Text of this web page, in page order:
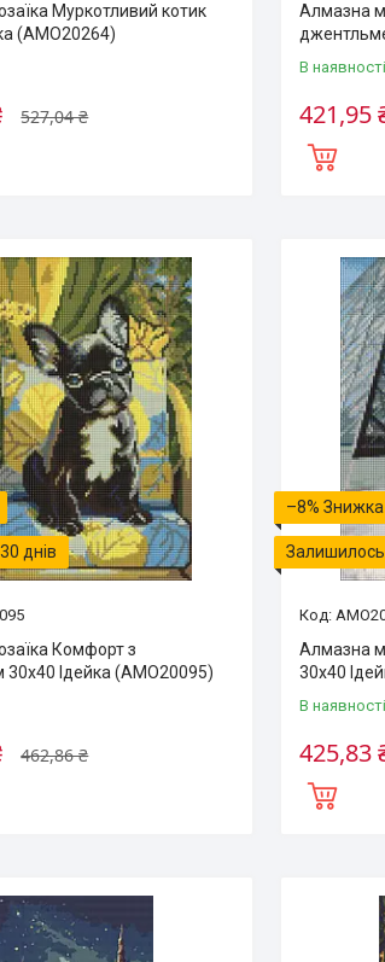
Муркотливий котик
(AMO20264)
527,04 ₴
Алмазна
В наявності
421,95
днів
Комфорт з
30х40 Ідейка (AMO20095)
462,86 ₴
–8%
Залишилось
Алмазна
30х40
В наявності
425,83